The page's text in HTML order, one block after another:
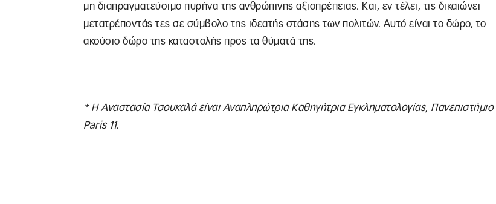
μη διαπραγματεύσιμο πυρήνα της ανθρώπινης αξιοπρέπειας. Και, εν τέλει, τις δικαιώνει
μετατρέποντάς τες σε σύμβολο της ιδεατής στάσης των πολιτών. Αυτό είναι το δώρο, το
ακούσιο δώρο της καταστολής προς τα θύματά της.
* Η Αναστασία Τσουκαλά είναι Αναπληρώτρια Καθηγήτρια Εγκληματολογίας, Πανεπιστήμιο
Paris 11.